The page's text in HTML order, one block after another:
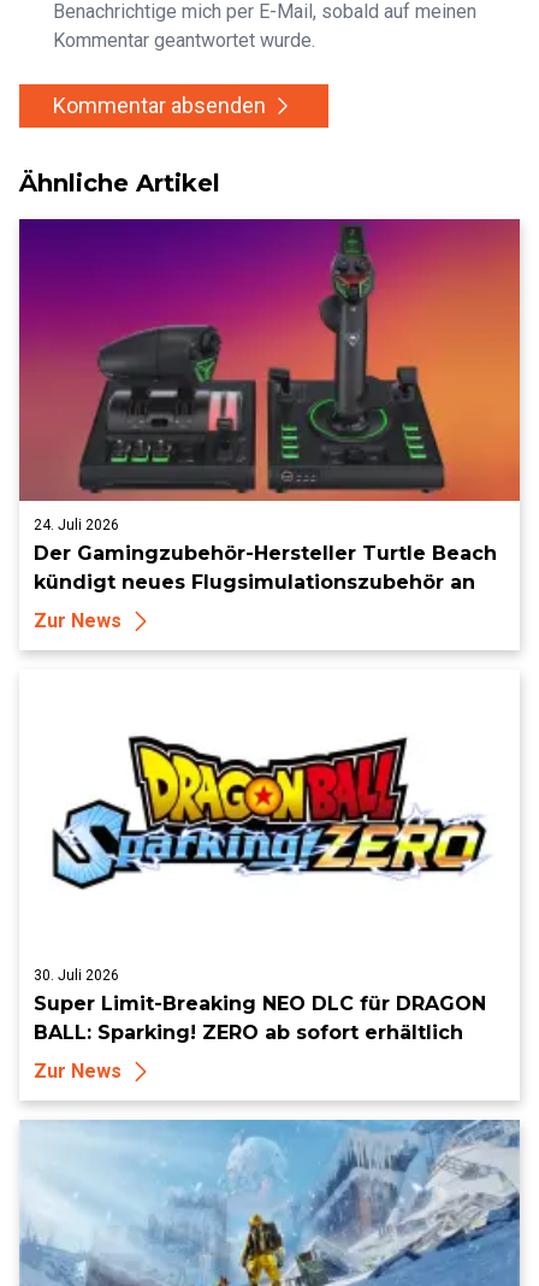
Benachrichtige mich per E-Mail, sobald auf meinen
Kommentar geantwortet wurde.
Kommentar absenden
Ähnliche Artikel
24. Juli 2026
Der Gamingzubehör-Hersteller Turtle Beach
kündigt neues Flugsimulationszubehör an
Zur News
30. Juli 2026
Super Limit-Breaking NEO DLC für DRAGON
BALL: Sparking! ZERO ab sofort erhältlich
Zur News